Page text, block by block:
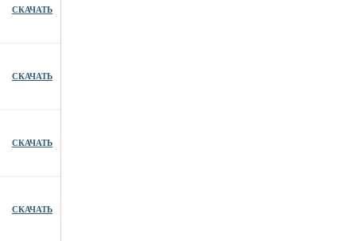
СКАЧАТЬ
СКАЧАТЬ
СКАЧАТЬ
СКАЧАТЬ